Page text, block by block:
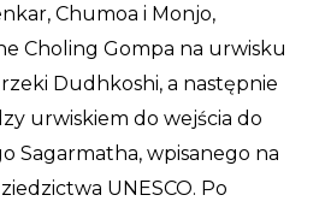
Chumoa i Monjo,
Choling Gompa na urwisku
Dudhkoshi, a następnie
urwiskiem do wejścia do
Sagarmatha, wpisanego na
UNESCO. Po